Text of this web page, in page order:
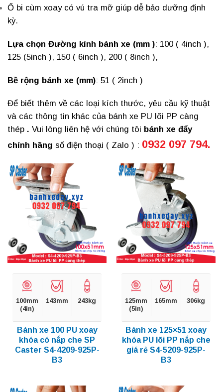
Ổ bi cùm xoay có vú tra mỡ giúp dễ bảo dưỡng định
kỳ.
Lựa chọn Đường kính bánh xe (mm ): 100 ( 4inch ),
125 (5inch ), 150 ( 6inch ), 200 ( 8inch ),
Bề rộng bánh xe (mm): 51 ( 2inch )
Để biết thêm về các loại kích thước, yêu cầu kỹ thuật
và các thông tin khác của bánh xe PU lõi PP càng
thép . Vui lòng liên hệ với chúng tôi bánh xe đẩy
chính hãng số điện thoại ( Zalo ) : 0932 097 794.
100mm
(4in)
143mm 243kg
Bánh xe 100 PU xoay
khóa có nắp che SP
Caster S4-4209-925P-
B3
125mm
(5in)
165mm 306kg
Bánh xe 125×51 xoay
khóa PU lõi PP nắp che
giá rẻ S4-5209-925P-
B3